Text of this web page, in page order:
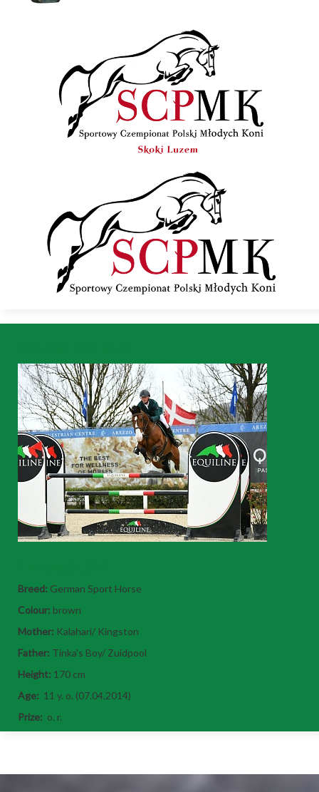
Breed: German Sport Horse
Colour: brown
Mother: Kalahari/ Kingston
Father: Tinka's Boy/ Zuidpool
Height: 170 cm
Age: 11 y. o. (07.04.2014)
Prize: o. r.